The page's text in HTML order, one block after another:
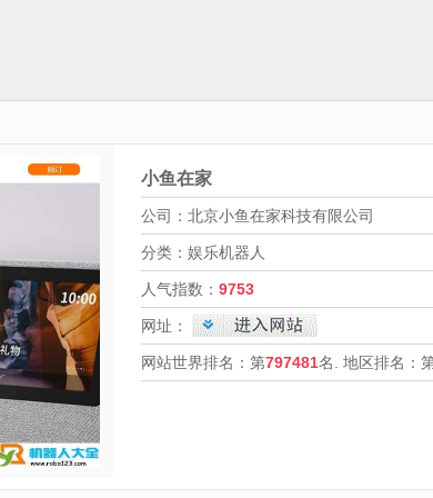
小鱼在家
公司：北京小鱼在家科技有限公司
分类：娱乐机器人
人气指数： 9753
网址：
网站世界排名：第797481名. 地区排名：